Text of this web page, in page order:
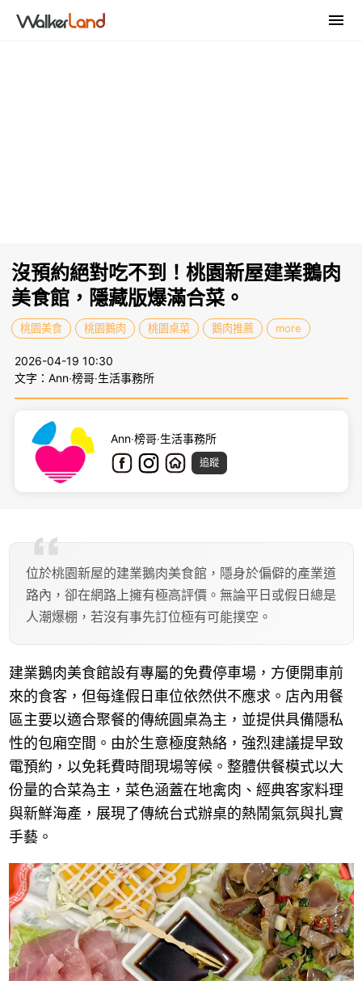
沒預約絕對吃不到！桃園新屋建業鵝肉
美食館，隱藏版爆滿合菜。
桃園美食 桃園鵝肉 桃園桌菜 鵝肉推薦 more
2026-04-19 10:30
文字：Ann‧榜哥‧生活事務所
Ann‧榜哥‧生活事務所
追蹤
位於桃園新屋的建業鵝肉美食館，隱身於偏僻的產業道
路內，卻在網路上擁有極高評價。無論平日或假日總是
人潮爆棚，若沒有事先訂位極有可能撲空。
建業鵝肉美食館設有專屬的免費停車場，方便開車前
來的食客，但每逢假日車位依然供不應求。店內用餐
區主要以適合聚餐的傳統圓桌為主，並提供具備隱私
性的包廂空間。由於生意極度熱絡，強烈建議提早致
電預約，以免耗費時間現場等候。整體供餐模式以大
份量的合菜為主，菜色涵蓋在地禽肉、經典客家料理
與新鮮海產，展現了傳統台式辦桌的熱鬧氣氛與扎實
手藝。